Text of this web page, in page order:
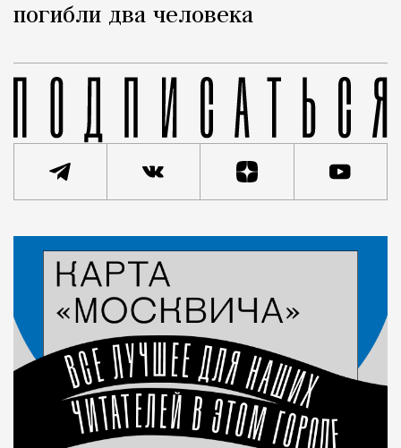
погибли два человека